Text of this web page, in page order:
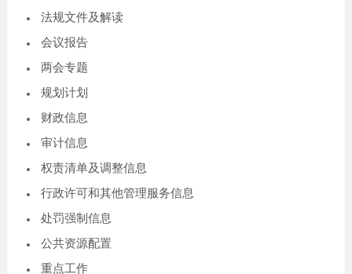
法规文件及解读
会议报告
两会专题
规划计划
财政信息
审计信息
权责清单及调整信息
行政许可和其他管理服务信息
处罚强制信息
公共资源配置
重点工作